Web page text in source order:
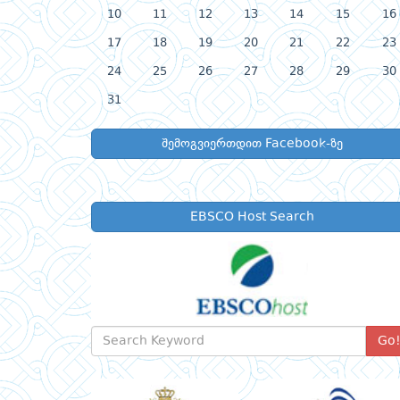
10 11 12 13 14 15 16
17 18 19 20 21 22 23
24 25 26 27 28 29 30
31
შემოგვიერთდით Facebook-ზე
EBSCO Host Search
Go!